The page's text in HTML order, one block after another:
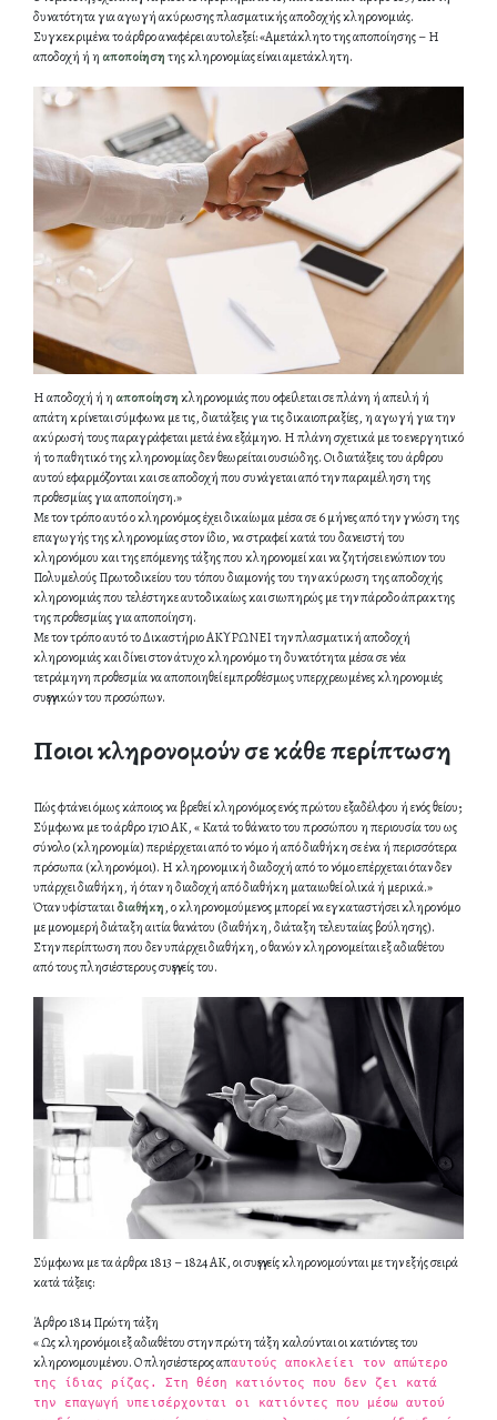
δυνατότητα για αγωγή ακύρωσης πλασματικής αποδοχής κληρονομιάς.
Συγκεκριμένα το άρθρο αναφέρει αυτολεξεί: «Αμετάκλητο της αποποίησης – Η
αποδοχή ή η αποποίησητης κληρονομίας είναι αμετάκλητη.
Η αποδοχή ή η αποποίησηκληρονομιάς που οφείλεται σε πλάνη ή απειλή ή
απάτη κρίνεται σύμφωνα με τις, διατάξεις για τις δικαιοπραξίες, η αγωγή για την
ακύρωσή τους παραγράφεται μετά ένα εξάμηνο. Η πλάνη σχετικά με το ενεργητικό
ή το παθητικό της κληρονομίας δεν θεωρείται ουσιώδης. Οι διατάξεις του άρθρου
αυτού εφαρμόζονται και σε αποδοχή που συνάγεται από την παραμέληση της
προθεσμίας για αποποίηση.»
Με τον τρόπο αυτό ο κληρονόμος έχει δικαίωμα μέσα σε 6 μήνες από την γνώση της
επαγωγής της κληρονομίας στον ίδιο, να στραφεί κατά του δανειστή του
κληρονόμου και της επόμενης τάξης που κληρονομεί και να ζητήσει ενώπιον του
Πολυμελούς Πρωτοδικείου του τόπου διαμονής του την ακύρωση της αποδοχής
κληρονομιάς που τελέστηκε αυτοδικαίως και σιωπηρώς με την πάροδο άπρακτης
της προθεσμίας για αποποίηση.
Με τον τρόπο αυτό το Δικαστήριο ΑΚΥΡΩΝΕΙ την πλασματική αποδοχή
κληρονομιάς και δίνει στον άτυχο κληρονόμο τη δυνατότητα μέσα σε νέα
τετράμηνη προθεσμία να αποποιηθεί εμπροθέσμως υπερχρεωμένες κληρονομιές
συγγενικών του προσώπων.
Ποιοι κληρονομούν σε κάθε περίπτωση
Πώς φτάνει όμως κάποιος να βρεθεί κληρονόμος ενός πρώτου εξαδέλφου ή ενός θείου;
Σύμφωνα με το άρθρο 1710 ΑΚ, « Κατά το θάνατο του προσώπου η περιουσία του ως
σύνολο (κληρονομία) περιέρχεται από το νόμο ή από διαθήκη σε ένα ή περισσότερα
πρόσωπα (κληρονόμοι). Η κληρονομική διαδοχή από το νόμο επέρχεται όταν δεν
υπάρχει διαθήκη, ή όταν η διαδοχή από διαθήκη ματαιωθεί ολικά ή μερικά.»
Όταν υφίσταταιδιαθήκη, ο κληρονομούμενος μπορεί να εγκαταστήσει κληρονόμο
με μονομερή διάταξη αιτία θανάτου (διαθήκη, διάταξη τελευταίας βούλησης).
Στην περίπτωση που δεν υπάρχει διαθήκη, ο θανών κληρονομείται εξ αδιαθέτου
από τους πλησιέστερους συγγενείς του.
Σύμφωνα με τα άρθρα 1813 – 1824 ΑΚ, οι συγγενείς κληρονομούνται με την εξής σειρά
κατά τάξεις:
Άρθρο 1814 Πρώτη τάξη
« Ως κληρονόμοι εξ αδιαθέτου στην πρώτη τάξη καλούνται οι κατιόντες του
κληρονομουμένου. Ο πλησιέστερος απαυτούς αποκλείει τον απώτερο
της ίδιας ρίζας. Στη θέση κατιόντος που δεν ζει κατά
την επαγωγή υπεισέρχονται οι κατιόντες που μέσω αυτού